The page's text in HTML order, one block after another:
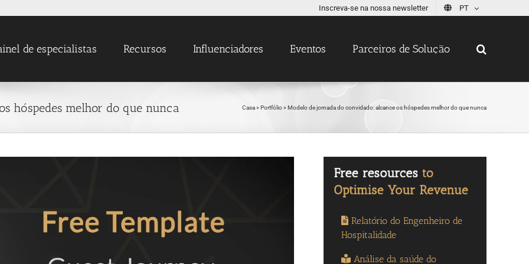
Inscreva-se na nossa newsletter PT
de especialistas Recursos Influenciadores Eventos Parceiros de Solução
hóspedes melhor do que nunca Casa» Portfólio» Modelo de jornada do convidado: alcance os hóspedes melhor do que nunca
Relatório do Engenheiro de
Hospitalidade
Análise da saúde do